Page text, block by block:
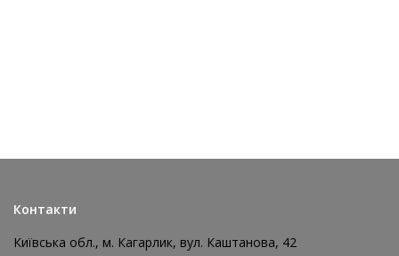
Контакти
Київська обл., м. Кагарлик, вул. Каштанова, 42